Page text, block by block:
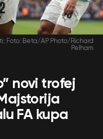
Foto: Beta/AP Photo/Richard
Pelham
novi trofej
FA kupa